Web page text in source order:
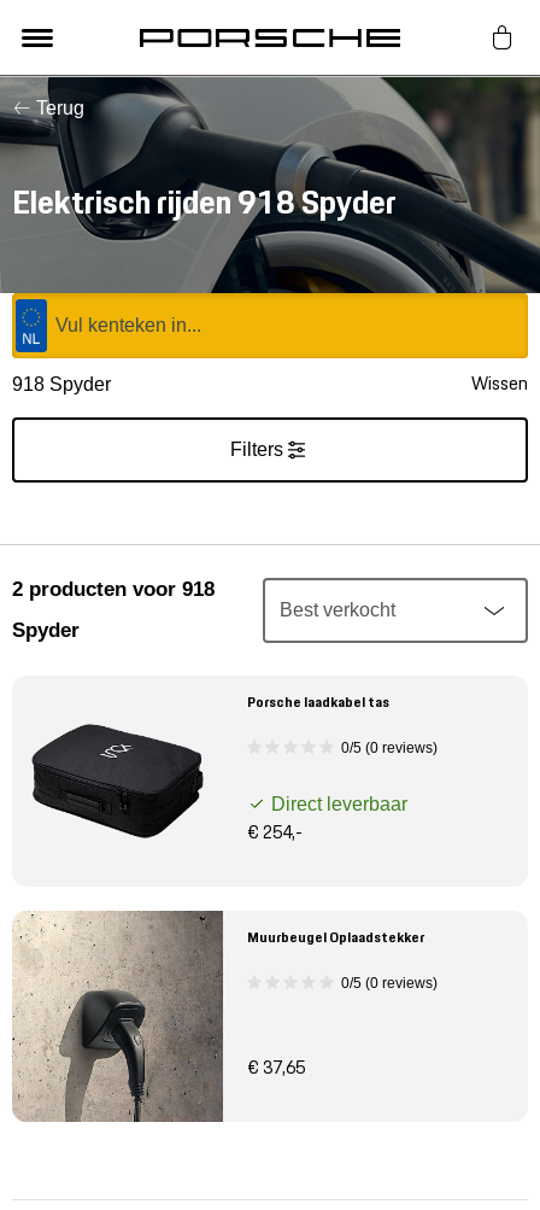
Lifestyle
Auto Accessoires
Nieuw
Acties
Mijn account
Porsche informatie
Terug
Elektrisch rijden 918 Spyder
918 Spyder Wissen
Filters
2 producten voor 918
Spyder
Porsche laadkabel tas
0/5 (0 reviews)
Direct leverbaar
€ 254,-
Muurbeugel Oplaadstekker
0/5 (0 reviews)
€ 37,65